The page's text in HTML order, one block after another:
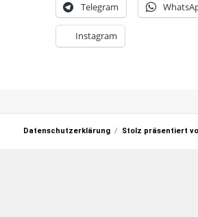
Telegram
Instagram
Datenschutzerklärung Stolz präsentiert